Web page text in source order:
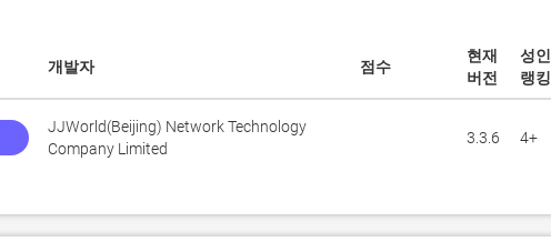
개발자 점수
현재
버전
성인
랭킹
JJWorld(Beijing) Network Technology
Company Limited
3.3.6 4+